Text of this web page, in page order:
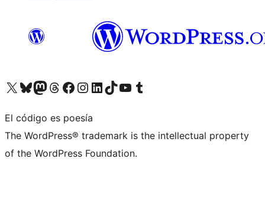
Visita nuestra cuenta de X (anteriormente Twitter)
Visita nuestra cuenta de Bluesky
Visita nuestra cuenta de Mastodon
Visita nuestra cuenta de Threads
Visita nuestra página de Facebook
Visita nuestra cuenta de Instagram
Visita nuestra cuenta de LinkedIn
Visita nuestra cuenta de TikTok
Visita nuestro canal de YouTube
Visita nuestra cuenta de Tumblr
El código es poesía
The WordPress® trademark is the intellectual property
of the WordPress Foundation.